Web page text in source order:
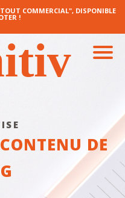
COMMERCIAL", DISPONIBLE
!
DE